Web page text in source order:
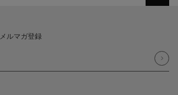
メルマガ登録